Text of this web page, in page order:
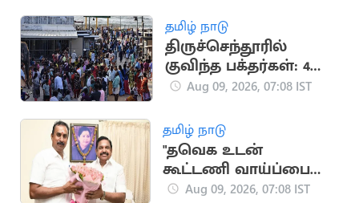
தமிழ் நாடு
திருச்செந்தூரில்
குவிந்த பக்தர்கள்: 4
மணி நேரம்
Aug 09, 2026, 07:08 IST
தமிழ் நாடு
"தவெக உடன்
கூட்டணி வாய்ப்பை
இபிஎஸ்
Aug 09, 2026, 07:08 IST